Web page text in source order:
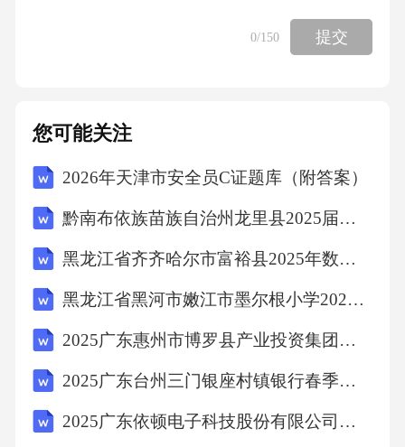
0/150 提交
您可能关注
2026年天津市安全员C证题库（附答案）
黔南布依族苗族自治州龙里县2025届四下数学期中教学质量检测模拟试题（含解析）
黑龙江省齐齐哈尔市富裕县2025年数学四年级下学期期中统考模拟试题（含答案解析）
黑龙江省黑河市嫩江市墨尔根小学2025年数学三年级下学期期末预测试题含解析
2025广东惠州市博罗县产业投资集团有限公司下属子公司招聘综合及笔试历年典型考点题库附带答案详解
2025广东台州三门银座村镇银行春季校园招聘笔试历年典型考题及考点剖析附带答案详解
2025广东依顿电子科技股份有限公司招聘化学实验室工程师等岗位测试笔试历年常考点试题专练附带答案详解